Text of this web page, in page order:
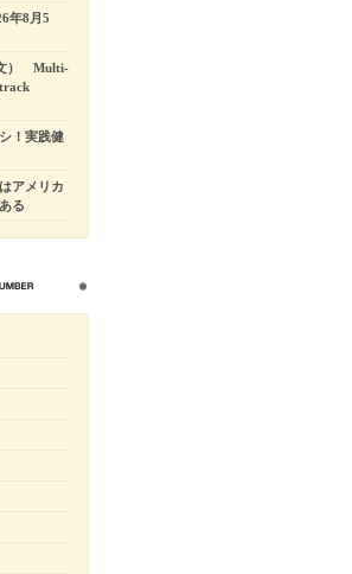
年8月5
） Multi-
track
！実践健
アメリカ
る